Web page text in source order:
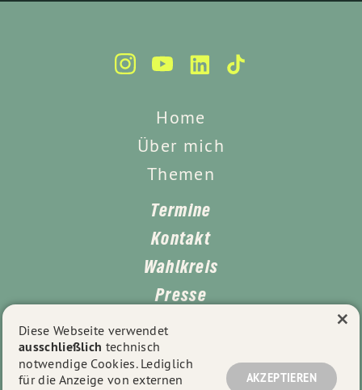
Home
Über mich
Themen
Termine
Kontakt
Wahlkreis
Presse
Impressum
Datenschutz
Diese Webseite verwendet
ausschließlich technisch
notwendige Cookies. Lediglich
für die Anzeige von externen
AKZEPTIEREN
×